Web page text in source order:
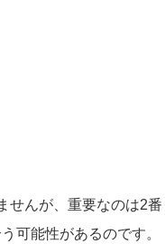
せんが、重要なのは2番
可能性があるのです。